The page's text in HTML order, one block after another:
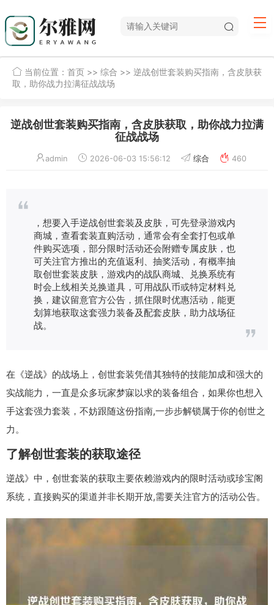
当前位置： 首页 >> 综合 >> 逆战创世套装购买指南，含皮肤获
取，助你战力拉满征战战场
逆战创世套装购买指南，含皮肤获取，助你战力拉满
征战战场
admin 2026-06-03 15:56:12 综合 460
，想要入手逆战创世套装及皮肤，可先登录游戏内
商城，查看套装直购活动，通常会有全套打包或单
件购买选项，部分限时活动还会附赠专属皮肤，也
可关注官方推出的充值返利、抽奖活动，有概率抽
取创世套装皮肤，游戏内的战队商城、兑换系统有
时会上线相关兑换道具，可用战队币或特定材料兑
换，建议留意官方公告，抓住限时优惠活动，能更
划算地获取这套强力装备及配套皮肤，助力战场征
战。
在《逆战》的战场上，创世套装凭借其独特的技能加成和强大的
实战能力，一直是众多玩家梦寐以求的装备组合，如果你也想入
手这套强力套装，不妨跟随这份指南,一步步解锁属于你的创世之
力。
了解创世套装的获取途径
逆战》中，创世套装的获取主要依赖游戏内的限时活动或珍宝阁
系统，直接购买的渠道并非长期开放,需要关注官方的活动公告。